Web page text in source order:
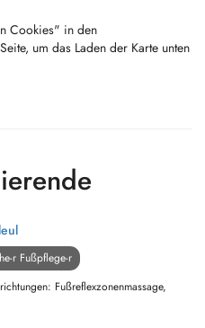
Cookies" in den
um das Laden der Karte unten
r Fußpflege-r
Fußreflexzonenmassage,